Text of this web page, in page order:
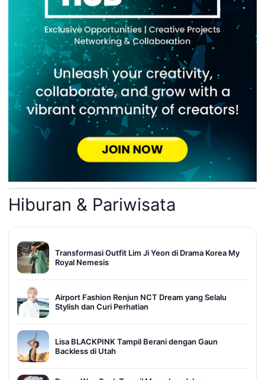
Hiburan & Pariwisata
Transformasi Outfit Lim Ji Yeon di Drama Korea My
Royal Nemesis
Airport Fashion Renjun NCT Dream yang Selalu
Stylish dan Curi Perhatian
Lisa BLACKPINK Tampil Berani dengan Gaun
Backless di Utah